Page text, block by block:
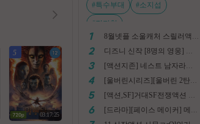
5
03:17:25
#특수부대 #소지섭
#전지현
[울버린시리즈][울버린 2탄] 더 울버린 확장판 완벽자막